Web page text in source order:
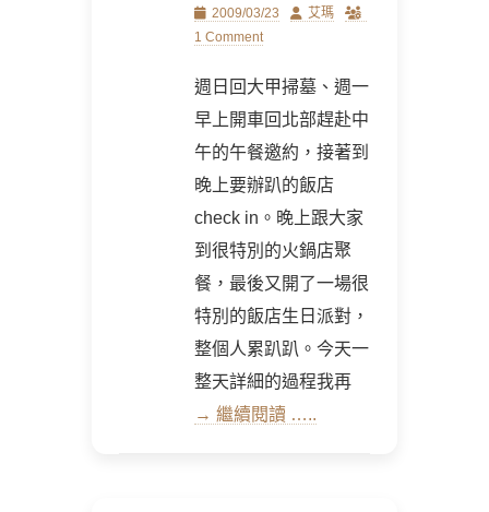
Posted
on
2009/03/23 Author
艾瑪
1 Comment
週日回大甲掃墓、週一
早上開車回北部趕赴中
午的午餐邀約，接著到
晚上要辦趴的飯店
check in。晚上跟大家
到很特別的火鍋店聚
餐，最後又開了一場很
特別的飯店生日派對，
整個人累趴趴。今天一
整天詳細的過程我再
→ 繼續閱讀 …..